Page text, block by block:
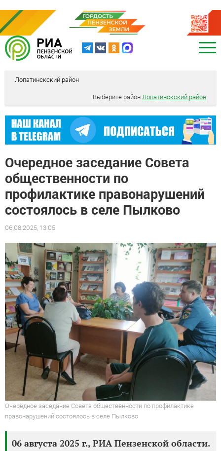
Лопатинскский район
Выберите районЛопатинскский район
Очередное заседание Совета
общественности по
профилактике правонарушений
состоялось в селе Пылково
06.08.2025, 13:05
Очередное заседание Совета общественности по профилактике
правонарушений состоялось в селе Пылково
06 августа 2025 г., РИА Пензенской области.